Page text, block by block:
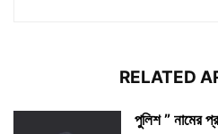
RELATED
পুলিশ ” নামের